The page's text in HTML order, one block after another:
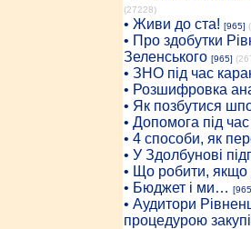
(27228)
• Живи до ста! [965]
• Про здобутки
Зеленського [965]
• ЗНО під час
• Розшифровка
• Як позбутися
• Допомога під
• 4 способи, як
• У Здолбунові
• Що робити, якщо
• Бюджет і ми…
• Аудитори
процедурою